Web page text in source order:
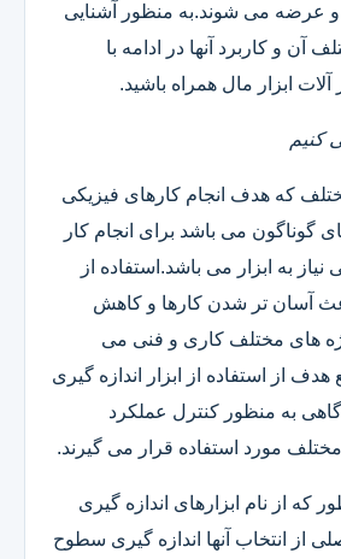
و عرضه می شوند.به منظور آشنایی
آن و کاربرد آنها در ادامه با
آلات ابزار مال همراه باشید.
کنیم
که هدف انجام کارهای فیزیکی
گوناگون می باشد برای انجام کار
به ابزار می باشد.استفاده از
آسان تر شدن کارها و کاهش
های مختلف کاری و فنی می
از استفاده از ابزار اندازه گیری
به منظور کنترل عملکرد
مورد استفاده قرار می گیرند.
که از نام ابزارهای اندازه گیری
انتخاب آنها اندازه گیری سطوح